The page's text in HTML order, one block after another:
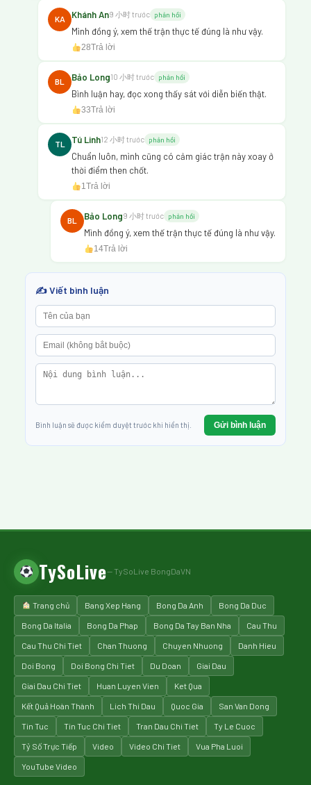
KA Khánh An9 小时 trước phản hồi
Mình đồng ý, xem thế trận thực tế đúng là như vậy.
28Trả lời
BL Bảo Long10 小时 trước phản hồi
Bình luận hay, đọc xong thấy sát với diễn biến thật.
33Trả lời
TL Tú Linh12 小时 trước phản hồi
Chuẩn luôn, mình cũng có cảm giác trận này xoay ở
thời điểm then chốt.
1 Trả lời
BL Bảo Long9 小时 trước phản hồi
Mình đồng ý, xem thế trận thực tế đúng là như vậy.
14Trả lời
✍️ Viết bình luận
Bình luận sẽ được kiểm duyệt trước khi hiển thị. Gửi bình luận
TySoLive— TySoLive BongDaVN
Trang chủ Bang Xep Hang Bong Da Anh Bong Da Duc
Bong Da Italia Bong Da Phap Bong Da Tay Ban Nha Cau Thu
Cau Thu Chi Tiet Chan Thuong Chuyen Nhuong Danh Hieu
Doi Bong Doi Bong Chi Tiet Du Doan Giai Dau
Giai Dau Chi Tiet Huan Luyen Vien Ket Qua
Kết Quả Hoàn Thành Lich Thi Dau Quoc Gia San Van Dong
Tin Tuc Tin Tuc Chi Tiet Tran Dau Chi Tiet Ty Le Cuoc
Tỷ Số Trực Tiếp Video Video Chi Tiet Vua Pha Luoi
YouTube Video